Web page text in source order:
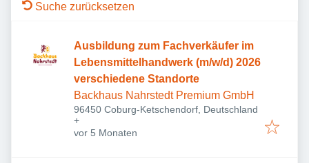
Suche zurücksetzen
Ausbildung zum Fachverkäufer im
Lebensmittelhandwerk (m/w/d) 2026
verschiedene Standorte
Backhaus Nahrstedt Premium GmbH
96450 Coburg-Ketschendorf, Deutschland
+
Veröffentlicht:
vor 5 Monaten